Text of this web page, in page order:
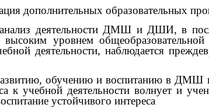
дополнительных образовательных
деятельности ДМШ и ДШИ, в
высоким уровнем
деятельности, наблюдается
обучению и воспитанию в ДМШ
к учебной деятельности волнует и
устойчивого интереса